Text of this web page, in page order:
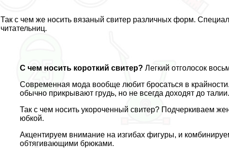
Так с чем же носить вязаный свитер различных форм.
читательниц.
С чем носить короткий свитер? Легкий отголосок
Современная мода вообще любит бросаться в
обычно прикрывают гpyдь, но не всегда доходят до талии.
Так с чем носить укороченный свитер? Подчеркиваем
юбкой.
Акцентируем внимание на изгибах фигуры, и
обтягивающими брюками.